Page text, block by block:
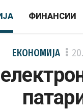
ФИНАНСИИ
ЕКОНОМИЈА